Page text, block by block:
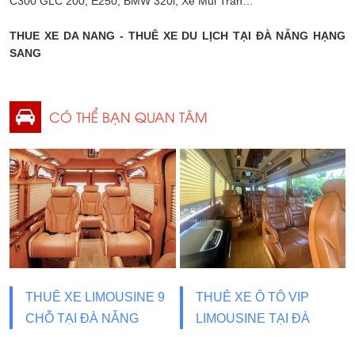
THUE XE DA NANG - THUÊ XE DU LỊCH TẠI ĐÀ NẴNG HẠNG
SANG
CÓ THỂ BẠN QUAN TÂM
THUÊ XE LIMOUSINE 9
CHỖ TẠI ĐÀ NẴNG
THUÊ XE Ô TÔ VIP
LIMOUSINE TẠI ĐÀ